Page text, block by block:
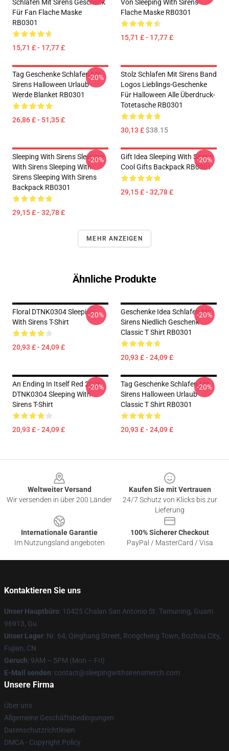
Schlafen Mit Sirens Geschenk
Für Fan Flache Maske
RB0301
15,71 £ - 17,77 £
Von Sleeping With Sirens
Flache Maske RB0301
15,71 £ - 17,77 £
Tag Geschenke Schlafen Mit
Sirens Halloween Urlaub
Werde Blanket RB0301
26,86 £ - 51,35 £
-20%
Stolz Schlafen Mit Sirens Band
Logos Lieblings-Geschenke
Für Halloween Alle Überdruck-
Totetasche RB0301
30,13 £$38.15
Sleeping With Sirens Sleeping
With Sirens Sleeping With
Sirens Sleeping With Sirens
Backpack RB0301
29,15 £ - 32,78 £
-20%
Gift Idea Sleeping With Sirens
Cool Gifts Backpack RB0301
29,15 £ - 32,78 £
-20%
MEHR ANZEIGEN
Ähnliche Produkte
Floral DTNK0304 Sleeping
With Sirens T-Shirt
20,93 £ - 24,09 £
-20%
Geschenke Idea Schlafen Mit
Sirens Niedlich Geschenk
Classic T Shirt RB0301
20,93 £ - 24,09 £
-20%
An Ending In Itself Red 2026
DTNK0304 Sleeping With
Sirens T-Shirt
20,93 £ - 24,09 £
-20%
Tag Geschenke Schlafen Mit
Sirens Halloween Urlaub
Classic T Shirt RB0301
20,93 £ - 24,09 £
-20%
Weltweiter Versand
Wir versenden in über 200 Länder
Kaufen Sie mit Vertrauen
24/7 Schutz von Klicks bis zur
Lieferung
Internationale Garantie
Im Nutzungsland angeboten
100% Sicherer Checkout
PayPal / MasterCard / Visa
Kontaktieren Sie uns
Unser Hauptbüro: 10425 Chalan San Antonio St. Tamuning, Guam
96913, Gu
Unser Lager: Nr. 64, Qinghang Street, Rongcheng Town, Bozhou City,
Fujian, CN
Geruch: 9AM – 5PM (Mon – Fri)
E-Mail senden: contact@sleepingwithsirensmerch.com
Unsere Firma
Über uns
Allgemeine Geschäftsbedingungen
Datenschutzrichtlinien
DMCA - Copyright Policy